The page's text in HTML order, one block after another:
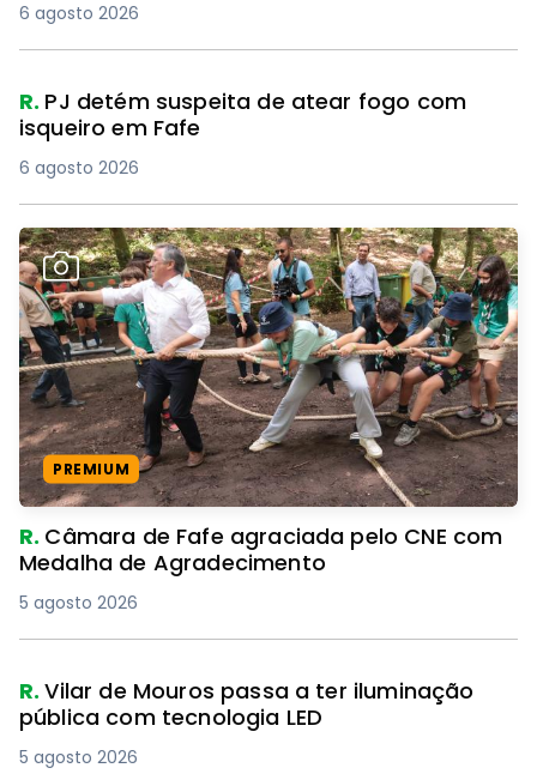
6 agosto 2026
R. PJ detém suspeita de atear fogo com
isqueiro em Fafe
6 agosto 2026
PREMIUM
R. Câmara de Fafe agraciada pelo CNE com
Medalha de Agradecimento
5 agosto 2026
R.Vilar de Mouros passa a ter iluminação
pública com tecnologia LED
5 agosto 2026